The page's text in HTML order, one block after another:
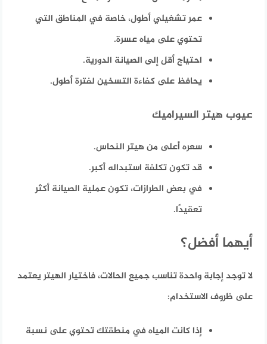
عمر تشغيلي أطول، خاصة في المناطق التي
تحتوي على مياه عسرة.
احتياج أقل إلى الصيانة الدورية.
يحافظ على كفاءة التسخين لفترة أطول.
عيوب هيتر السيراميك
سعره أعلى من هيتر النحاس.
قد تكون تكلفة استبداله أكبر.
في بعض الطرازات، تكون عملية الصيانة أكثر
تعقيدًا.
أيهما أفضل؟
لا توجد إجابة واحدة تناسب جميع الحالات، فاختيار الهيتر يعتمد
على ظروف الاستخدام:
إذا كانت المياه في منطقتك تحتوي على نسبة